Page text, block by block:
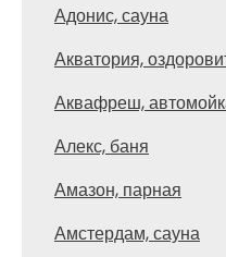
Адонис, сауна
Акватория,
Аквафреш,
Алекс, баня
Амазон, парная
Амстердам, сауна